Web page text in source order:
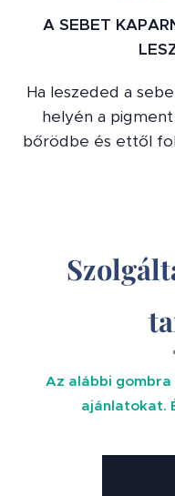
A SEBET
Ha leszeded a
helyén a
bőrödbe és ettől
Az alábbi
ajánlatokat.